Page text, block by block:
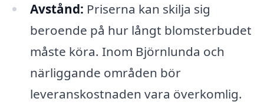
Avstånd: Priserna kan skilja sig
beroende på hur långt blomsterbudet
måste köra. Inom Björnlunda och
närliggande områden bör
leveranskostnaden vara överkomlig.